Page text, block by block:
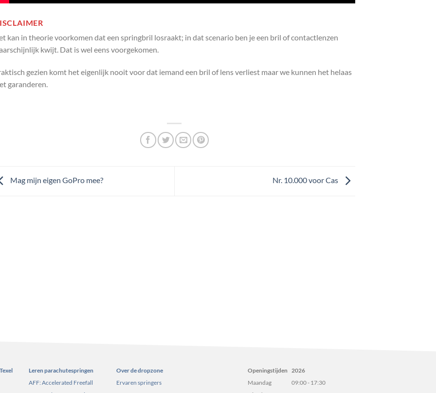
kan in theorie voorkomen dat een springbril losraakt; in dat scenario ben je een bril of contactlenzen
kwijt. Dat is wel eens voorgekomen.
gezien komt het eigenlijk nooit voor dat iemand een bril of lens verliest maar we kunnen het helaas
garanderen.
Mag mijn eigen GoPro mee? Nr. 10.000 voor Cas
Leren parachutespringen
AFF: Accelerated Freefall
Over de dropzone
Ervaren springers
Openingstijden
Maandag
2026
09:00 - 17:30